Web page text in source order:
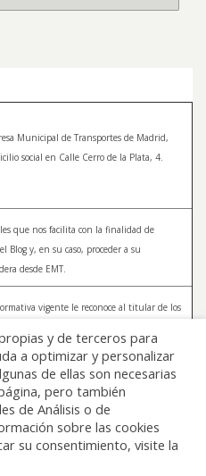
Municipal de Transportes de Madrid,
social en Calle Cerro de la Plata, 4.
que nos facilita con la finalidad de
Blog y, en su caso, proceder a su
desde EMT.
vigente le reconoce al titular de los
Para más información sobre el
puede ejercer sus derechos, consulte la
en:
blog.emtmadrid.es/politica-de-
y de terceros para
a optimizar y personalizar
de ellas son necesarias
pero también
de Análisis o de
sobre las cookies
su consentimiento, visite la